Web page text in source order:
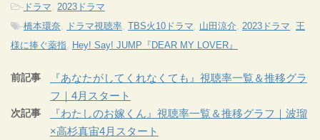
- ドラマ
2023ドラマ
-橋本環奈 ドラマ視聴率 TBS火10ドラマ 山田涼介 2023ドラマ
王
様に捧ぐ薬指 Hey! Say! JUMP『DEAR MY LOVER』
前記事
『あなたがしてくれなくても』視聴率一覧＆推移グラ
フ｜4月スタート
次記事
『わたしのお嫁くん』視聴率一覧＆推移グラフ｜波瑠
×高杉真宙4月スタート